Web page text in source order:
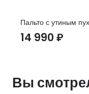
Пальто с утиным
14 990 ₽
Вы